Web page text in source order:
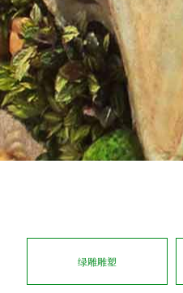
绿雕雕塑